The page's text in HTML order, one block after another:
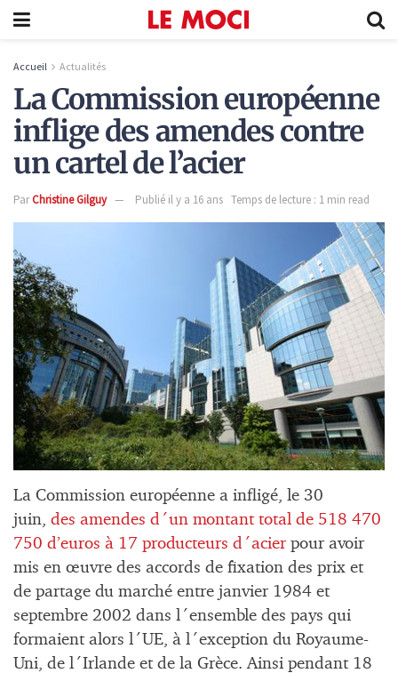
Accueil Actualités
La Commission européenne
inflige des amendes contre
un cartel de l’acier
ParChristine Gilguy Publié il y a 16 ans Temps de lecture : 1 min read
La Commission européenne a infligé, le 30
juin, des amendes d´un montant total de 518 470
750 d’euros à 17 producteurs d´acierpour avoir
mis en œuvre des accords de fixation des prix et
de partage du marché entre janvier 1984 et
septembre 2002 dans l´ensemble des pays qui
formaient alors l´UE, à l´exception du Royaume-
Uni, de l´Irlande et de la Grèce. Ainsi pendant 18